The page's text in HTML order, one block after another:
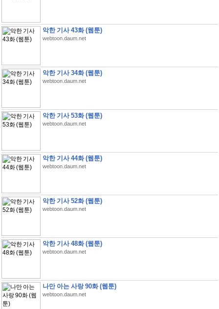
악한 기사 43화 (웹툰)
webtoon.daum.net
악한 기사 34화 (웹툰)
webtoon.daum.net
악한 기사 53화 (웹툰)
webtoon.daum.net
악한 기사 44화 (웹툰)
webtoon.daum.net
악한 기사 52화 (웹툰)
webtoon.daum.net
악한 기사 48화 (웹툰)
webtoon.daum.net
나만 아는 사랑 90화 (웹툰)
webtoon.daum.net